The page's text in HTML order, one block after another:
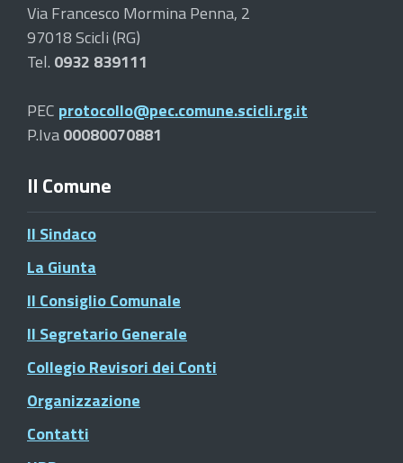
Via Francesco Mormina Penna, 2
97018 Scicli (RG)
Tel. 0932 839111
PEC protocollo@pec.comune.scicli.rg.it
P.Iva00080070881
Il Comune
Il Sindaco
La Giunta
Il Consiglio Comunale
Il Segretario Generale
Collegio Revisori dei Conti
Organizzazione
Contatti